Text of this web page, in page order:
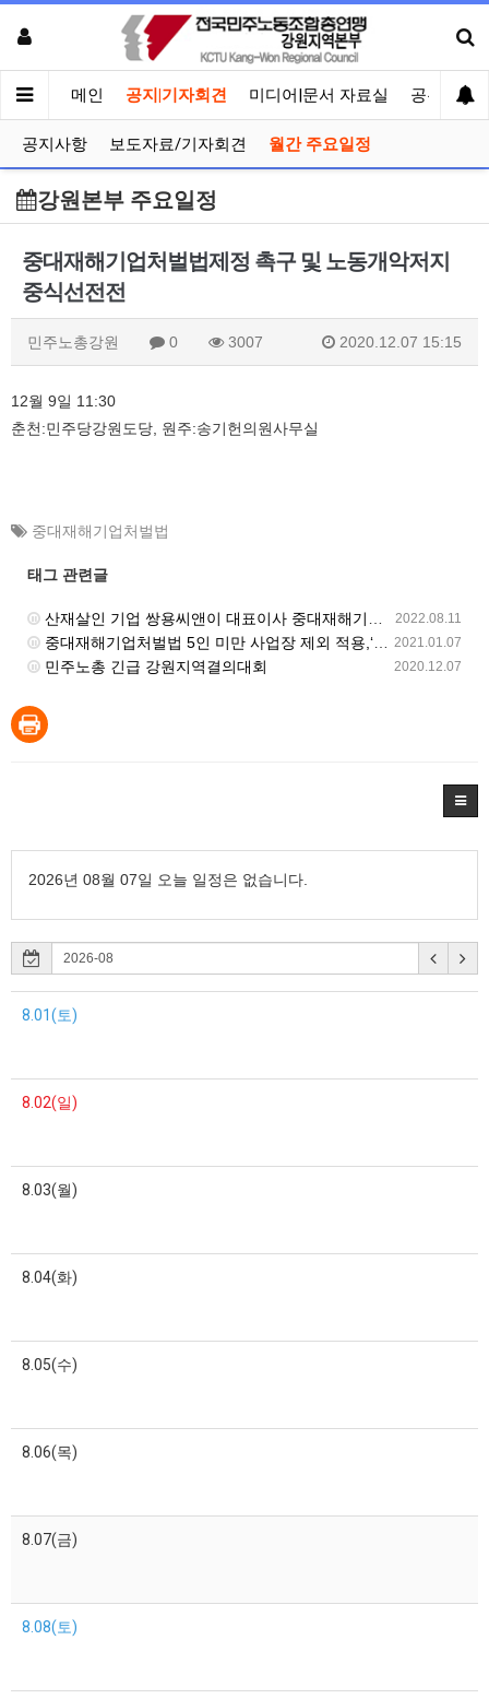
메인 공지|기자회견 미디어|문서 자료실 공유게시
공지사항 보도자료/기자회견 월간 주요일정
강원본부 주요일정
중대재해기업처벌법제정 촉구 및 노동개악저지
중식선전전
민주노총강원 0 3007 2020.12.07 15:15
12월 9일 11:30
춘천:민주당강원도당, 원주:송기헌의원사무실
중대재해기업처벌법
태그 관련글
2022.08.11
산재살인 기업 쌍용씨앤이 대표이사 중대재해기업처벌법 강력처벌 촉구 피켓티선전전 진행 중
2021.01.07
중대재해기업처벌법 5인 미만 사업장 제외 적용,‘가짜 5인 미만 사업장 확산법’거부한다!
2020.12.07
민주노총 긴급 강원지역결의대회
2026년 08월 07일 오늘 일정은 없습니다.
8.01(토)
8.02(일)
8.03(월)
8.04(화)
8.05(수)
8.06(목)
8.07(금)
8.08(토)